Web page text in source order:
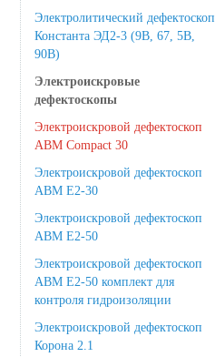
Электролитический дефектоскоп
Константа ЭД2-3 (9В, 67, 5В,
90В)
Электроискровые
дефектоскопы
Электроискровой дефектоскоп
АВМ Compact 30
Электроискровой дефектоскоп
АВМ Е2-30
Электроискровой дефектоскоп
АВМ Е2-50
Электроискровой дефектоскоп
АВМ Е2-50 комплект для
контроля гидроизоляции
Электроискровой дефектоскоп
Корона 2.1